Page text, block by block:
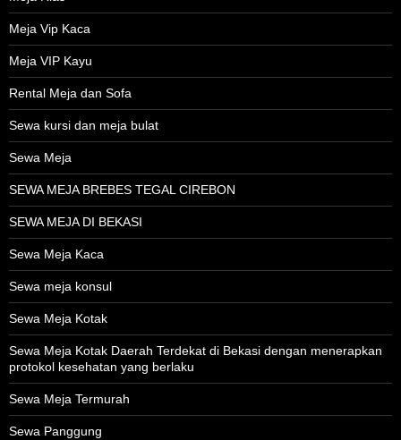
Meja Vip Kaca
Meja VIP Kayu
Rental Meja dan Sofa
Sewa kursi dan meja bulat
Sewa Meja
SEWA MEJA BREBES TEGAL CIREBON
SEWA MEJA DI BEKASI
Sewa Meja Kaca
Sewa meja konsul
Sewa Meja Kotak
Sewa Meja Kotak Daerah Terdekat di Bekasi dengan menerapkan
protokol kesehatan yang berlaku
Sewa Meja Termurah
Sewa Panggung